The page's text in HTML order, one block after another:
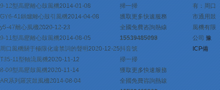
9-12型高壓離心鼓風機2014-01-08
GY6-41鍋爐離心鼓引風機2014-04-08
y5-47離心風機2020-12-23
9-11型高壓離心鼓風機2014-08-05
周口風機關于極限化違禁詞的聲明2020-12-25
T35-11型軸流風機2020-11-12
8-09型高壓鼓風機2020-11-14
AR系列羅茨鼓風機2014-08-04
掃一掃
獲取更多快速服務
全國免費咨詢熱線
15539485098
抖音號
掃一掃
獲取更多快速服務
全國免費咨詢熱線
有：周口
市通用鼓
風機有限
公司豫
ICP備